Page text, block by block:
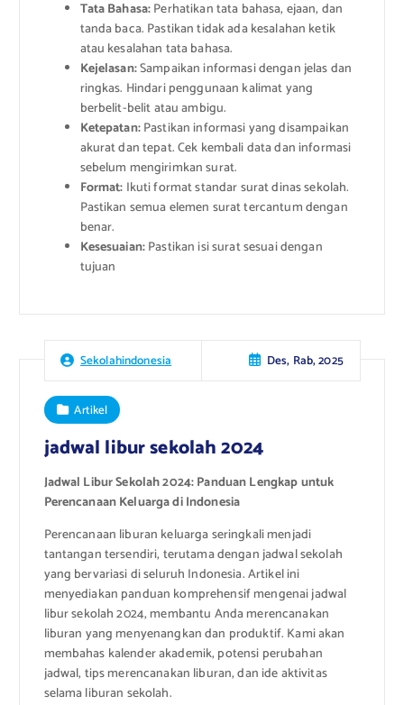
Tata Bahasa:Perhatikan tata bahasa, ejaan, dan
tanda baca. Pastikan tidak ada kesalahan ketik
atau kesalahan tata bahasa.
Kejelasan:Sampaikan informasi dengan jelas dan
ringkas. Hindari penggunaan kalimat yang
berbelit-belit atau ambigu.
Ketepatan:Pastikan informasi yang disampaikan
akurat dan tepat. Cek kembali data dan informasi
sebelum mengirimkan surat.
Format: Ikuti format standar surat dinas sekolah.
Pastikan semua elemen surat tercantum dengan
benar.
Kesesuaian:Pastikan isi surat sesuai dengan
tujuan
Sekolahindonesia Des, Rab, 2025
Artikel
jadwal libur sekolah 2024
Jadwal Libur Sekolah 2024: Panduan Lengkap untuk
Perencanaan Keluarga di Indonesia
Perencanaan liburan keluarga seringkali menjadi
tantangan tersendiri, terutama dengan jadwal sekolah
yang bervariasi di seluruh Indonesia. Artikel ini
menyediakan panduan komprehensif mengenai jadwal
libur sekolah 2024, membantu Anda merencanakan
liburan yang menyenangkan dan produktif. Kami akan
membahas kalender akademik, potensi perubahan
jadwal, tips merencanakan liburan, dan ide aktivitas
selama liburan sekolah.